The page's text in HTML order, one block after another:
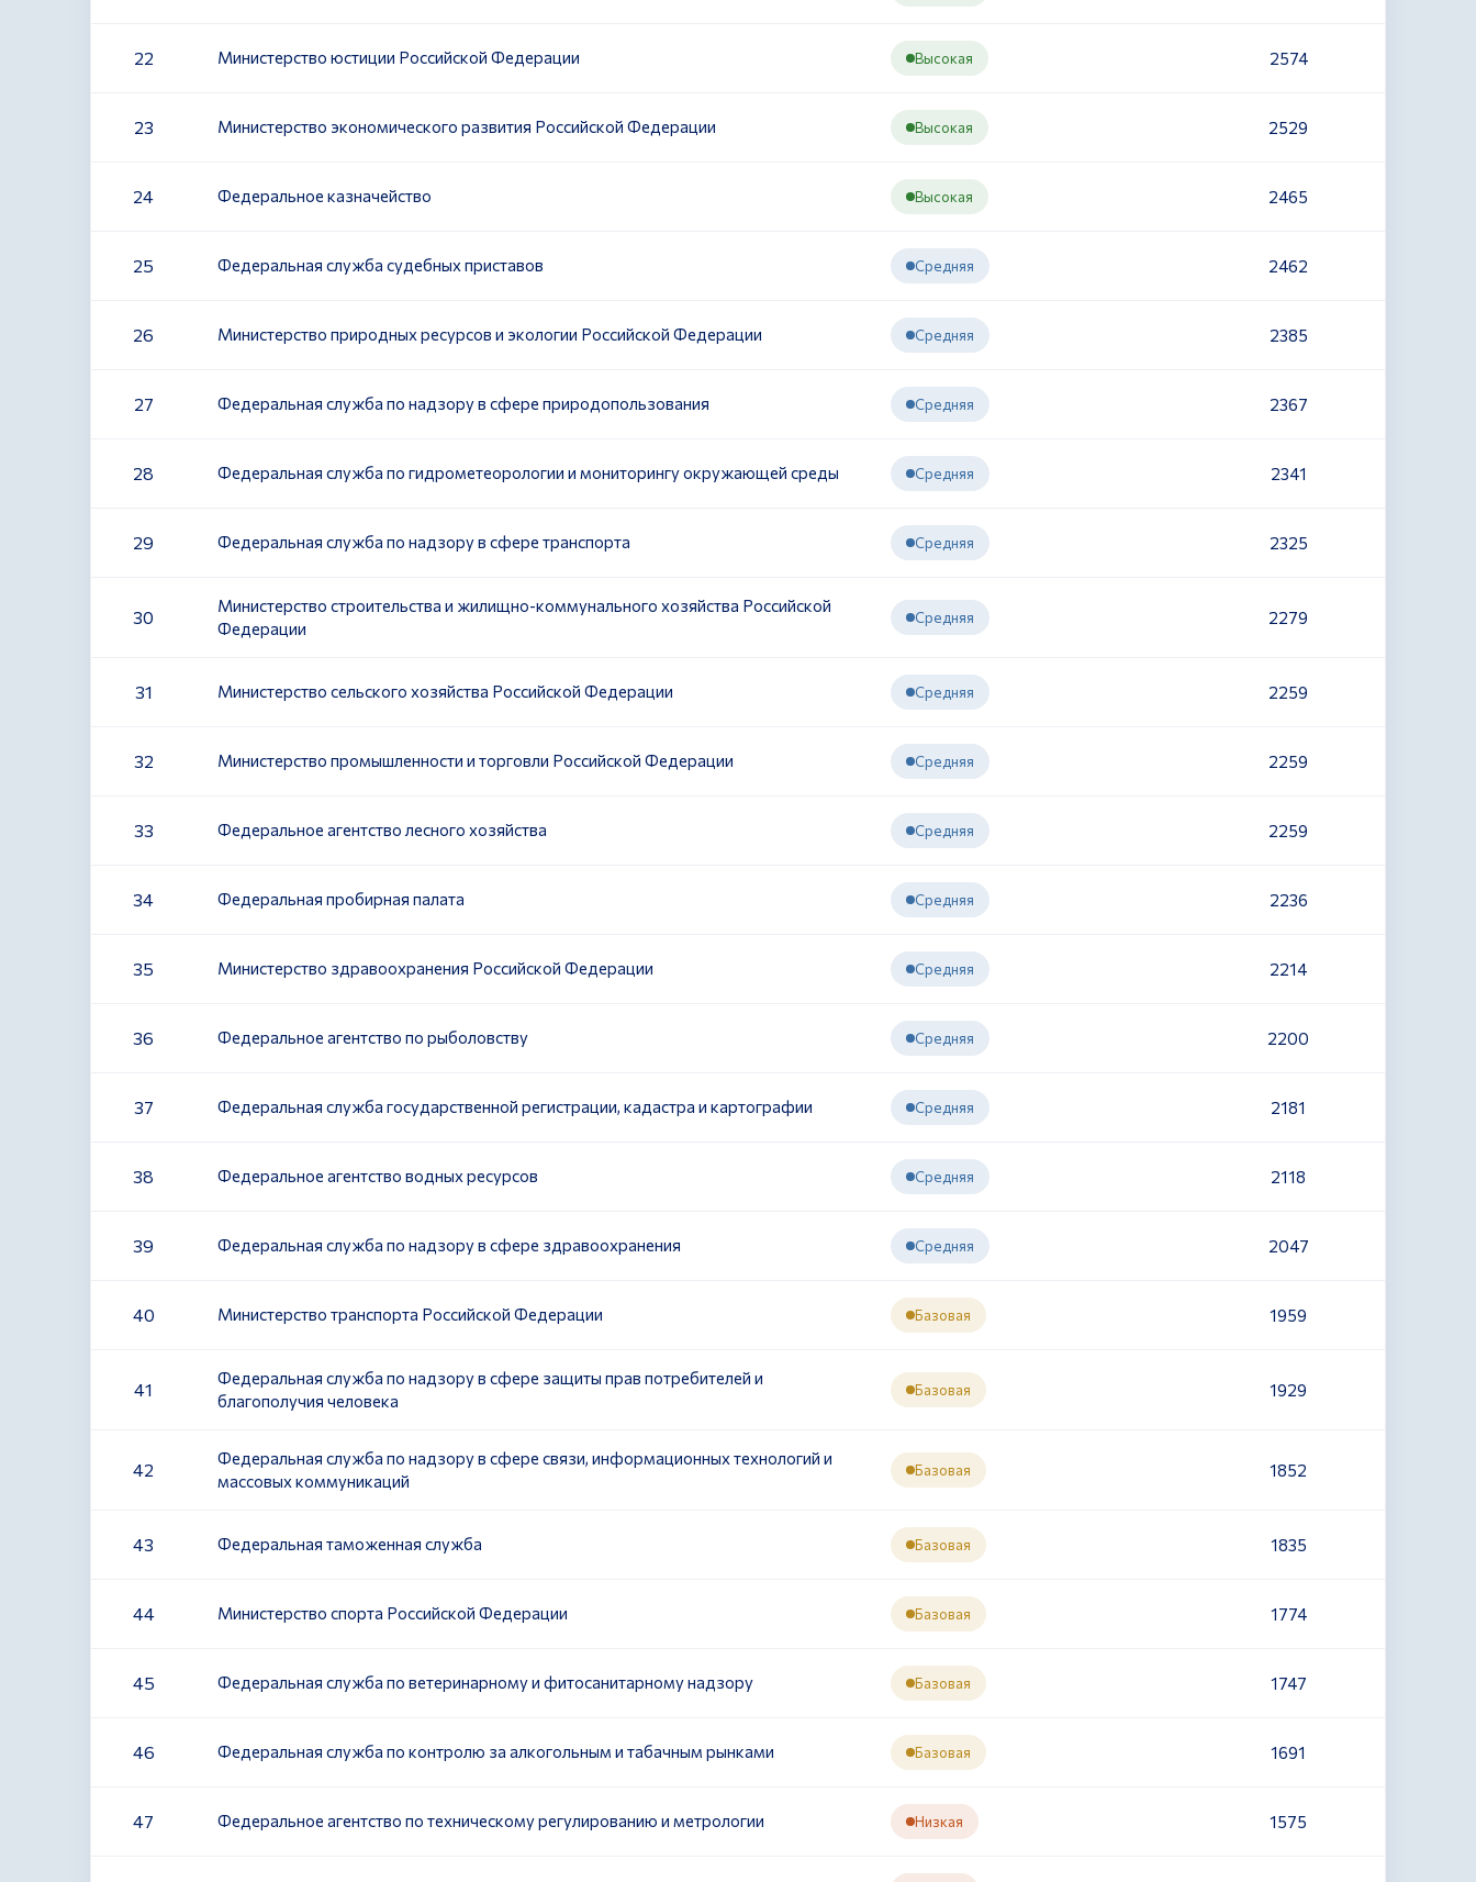
22 Министерство юстиции Российской Федерации Высокая 2574
23 Министерство экономического развития Российской Федерации Высокая 2529
24 Федеральное казначейство Высокая 2465
25 Федеральная служба судебных приставов Средняя 2462
26 Министерство природных ресурсов и экологии Российской Федерации Средняя 2385
27 Федеральная служба по надзору в сфере природопользования Средняя 2367
28 Федеральная служба по гидрометеорологии и мониторингу окружающей среды Средняя 2341
29 Федеральная служба по надзору в сфере транспорта Средняя 2325
30
Министерство строительства и жилищно-коммунального хозяйства Российской
Федерации
Средняя 2279
31 Министерство сельского хозяйства Российской Федерации Средняя 2259
32 Министерство промышленности и торговли Российской Федерации Средняя 2259
33 Федеральное агентство лесного хозяйства Средняя 2259
34 Федеральная пробирная палата Средняя 2236
35 Министерство здравоохранения Российской Федерации Средняя 2214
36 Федеральное агентство по рыболовству Средняя 2200
37 Федеральная служба государственной регистрации, кадастра и картографии Средняя 2181
38 Федеральное агентство водных ресурсов Средняя 2118
39 Федеральная служба по надзору в сфере здравоохранения Средняя 2047
40 Министерство транспорта Российской Федерации Базовая 1959
41
Федеральная служба по надзору в сфере защиты прав потребителей и
благополучия человека
Базовая 1929
42
Федеральная служба по надзору в сфере связи, информационных технологий и
массовых коммуникаций
Базовая 1852
43 Федеральная таможенная служба Базовая 1835
44 Министерство спорта Российской Федерации Базовая 1774
45 Федеральная служба по ветеринарному и фитосанитарному надзору Базовая 1747
46 Федеральная служба по контролю за алкогольным и табачным рынками Базовая 1691
47 Федеральное агентство по техническому регулированию и метрологии Низкая 1575